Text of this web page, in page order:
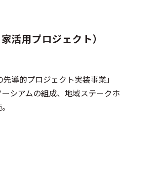
活用プロジェクト）
導的プロジェクト実装事業」
シアムの組成、地域ステークホ